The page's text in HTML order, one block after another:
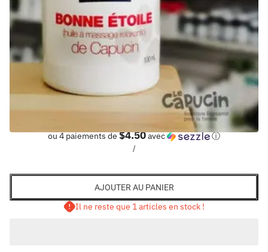
LE CAPUCIN
ou 4 paiements de$4.50avec ⓘ
/
AJOUTER AU PANIER
Il ne reste que 1 articles en stock !